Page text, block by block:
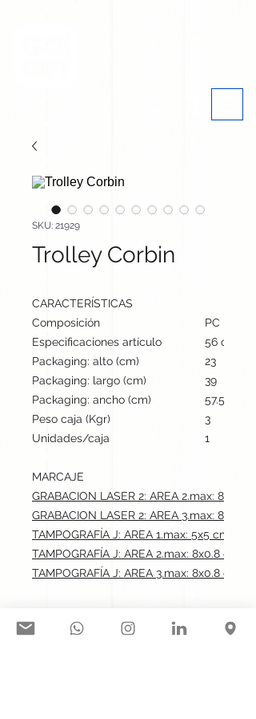
SKU: 21929
Trolley Corbin
CARACTERÍSTICAS
Composición
PC
Especificaciones artículo
56 cm /
Packaging: alto (cm)
23
Packaging: largo (cm)
39
Packaging: ancho (cm)
57.5
Peso caja (Kgr)
3
Unidades/caja
1
MARCAJE
GRABACION LASER 2: AREA 2.max: 8x0.8
GRABACION LASER 2: AREA 3.max: 8x0.8
TAMPOGRAFÍA J: AREA 1.max: 5x5 cm
TAMPOGRAFÍA J: AREA 2.max: 8x0.8 cm
TAMPOGRAFÍA J: AREA 3.max: 8x0.8 cm